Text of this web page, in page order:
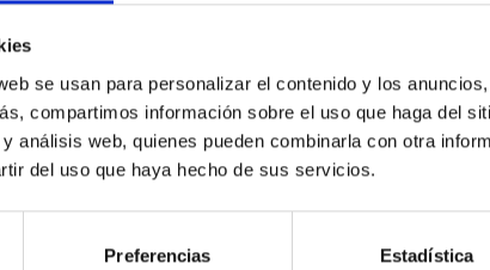
se usan para personalizar el contenido y los
compartimos información sobre el uso que haga del
análisis web, quienes pueden combinarla con otra
del uso que haya hecho de sus servicios.
Preferencias Estadística